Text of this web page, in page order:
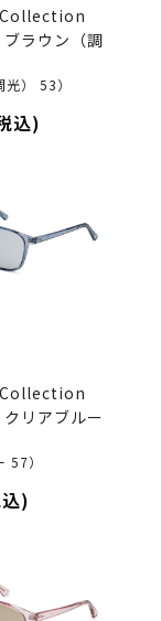
Collection
ラウン（調
光） 53）
込)
Collection
リアブルー
57）
)